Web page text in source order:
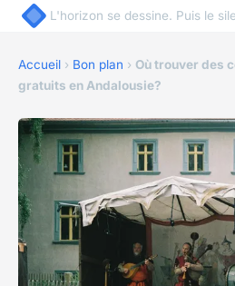
L'horizon se dessine. Puis le
Accueil › Bon plan › Où trouver des
gratuits en Andalousie?